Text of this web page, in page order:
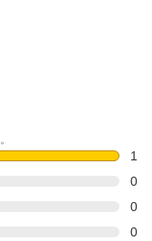
1
0
0
0